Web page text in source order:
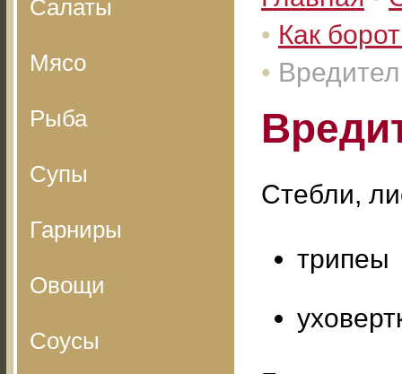
Салаты
Мясо
Рыба
Супы
Гарниры
Овощи
Соусы
• Как
•
Стебли,
трипеы